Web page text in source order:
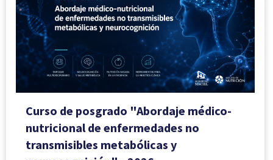
Curso de posgrado "Abordaje médico-
nutricional de enfermedades no
transmisibles metabólicas y